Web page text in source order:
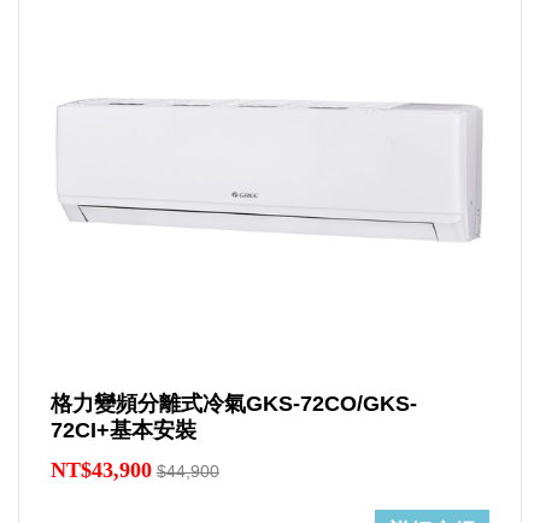
格力變頻分離式冷氣GKS-72CO/GKS-
72CI+基本安裝
NT$43,900 $44,900